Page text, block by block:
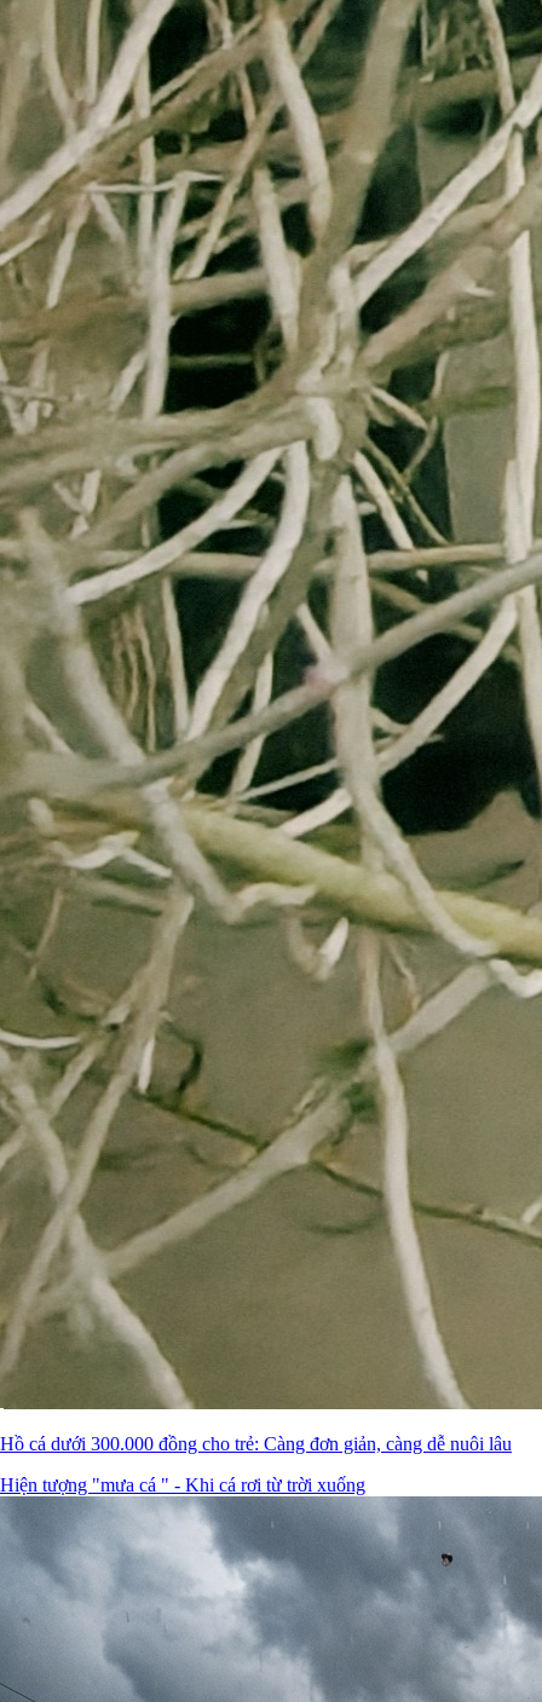
Hồ cá dưới 300.000 đồng cho trẻ: Càng đơn giản, càng dễ nuôi lâu
Hiện tượng "mưa cá " - Khi cá rơi từ trời xuống